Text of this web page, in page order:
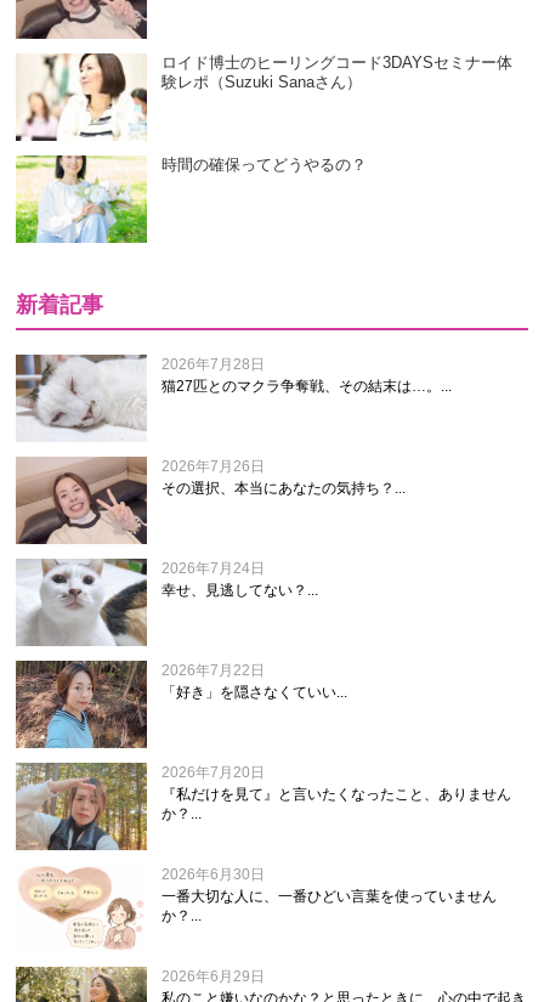
ロイド博士のヒーリングコード3DAYSセミナー体
験レポ（Suzuki Sanaさん）
時間の確保ってどうやるの？
新着記事
2026年7月28日
猫27匹とのマクラ争奪戦、その結末は…。...
2026年7月26日
その選択、本当にあなたの気持ち？...
2026年7月24日
幸せ、見逃してない？...
2026年7月22日
「好き」を隠さなくていい...
2026年7月20日
『私だけを見て』と言いたくなったこと、ありません
か？...
2026年6月30日
一番大切な人に、一番ひどい言葉を使っていません
か？...
2026年6月29日